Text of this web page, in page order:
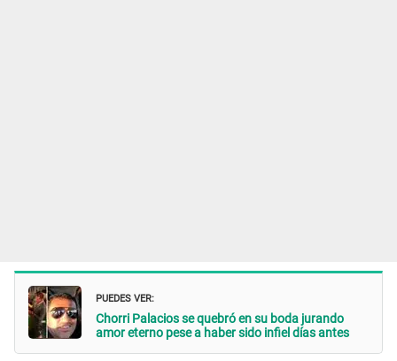
PUEDES VER:
Chorri Palacios se quebró en su boda jurando
amor eterno pese a haber sido infiel días antes